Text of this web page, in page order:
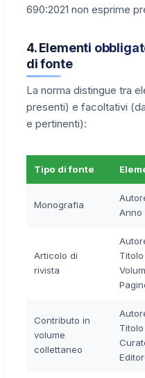
690:2021 non esprime
4. Elementi
di fonte
La norma distingue tra
presenti) e facoltativi
e pertinenti):
Tipo di fonte
Monografia
Anno
Articolo di
rivista
Contributo in
volume
collettaneo